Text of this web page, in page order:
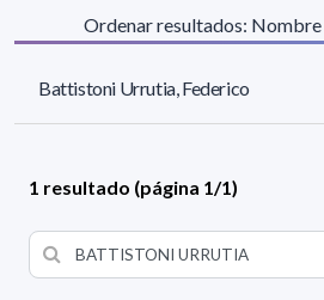
Ordenar resultados:
Battistoni Urrutia, Federico
1 resultado (página 1/1)